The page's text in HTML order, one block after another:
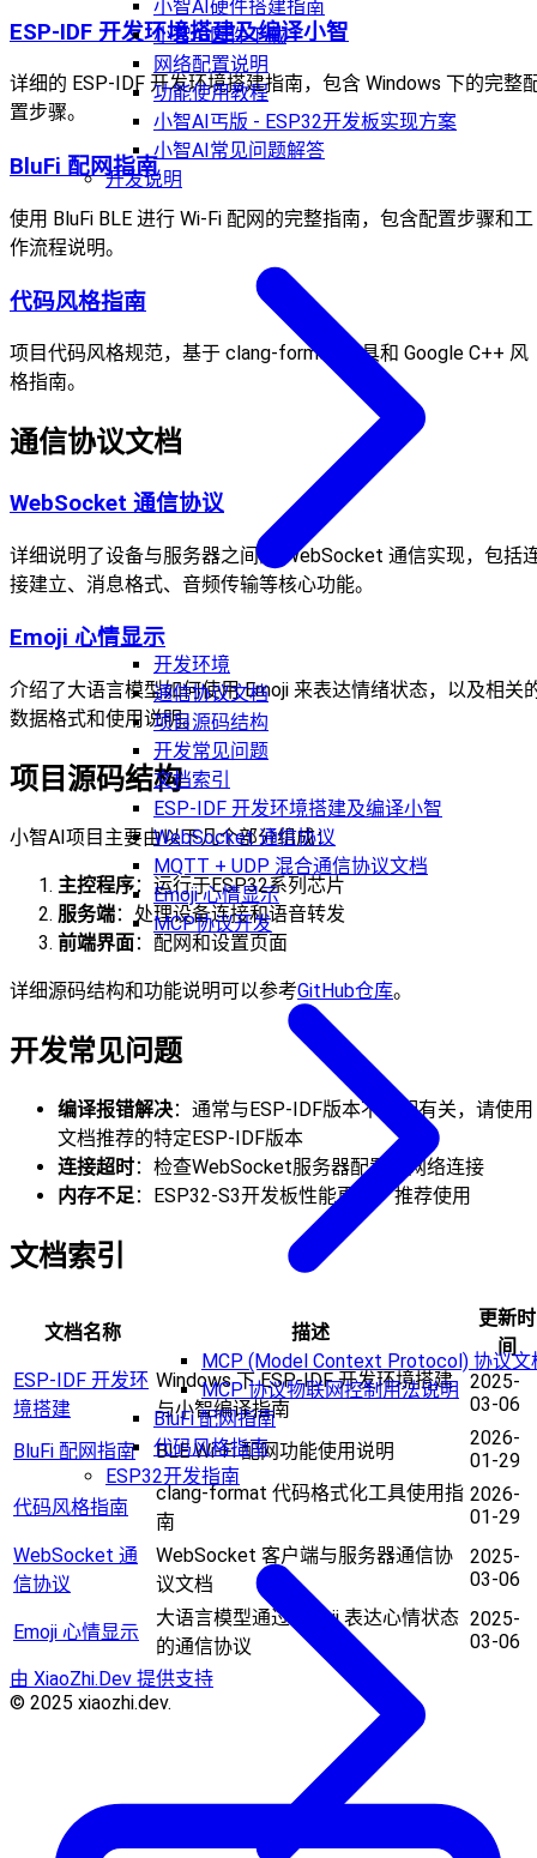
小智AI硬件搭建指南
小智AI固件下载
网络配置说明
功能使用教程
小智AI丐版 - ESP32开发板实现方案
小智AI常见问题解答
开发说明
开发环境
通信协议文档
项目源码结构
开发常见问题
文档索引
ESP-IDF 开发环境搭建及编译小智
WebSocket 通信协议
MQTT + UDP 混合通信协议文档
Emoji 心情显示
MCP协议开发
MCP (Model Context Protocol) 协议文
MCP 协议物联网控制用法说明
BluFi 配网指南
代码风格指南
ESP32开发指南
ESP-IDF 开发环境搭建及编译小智
详细的 ESP-IDF 开发环境搭建指南，包含 Windows 下的完整
置步骤。
BluFi 配网指南
使用 BluFi BLE 进行 Wi-Fi 配网的完整指南，包含配置步骤和工
作流程说明。
代码风格指南
项目代码风格规范，基于 clang-format 工具和 Google C++ 风
格指南。
通信协议文档
WebSocket 通信协议
详细说明了设备与服务器之间的 WebSocket 通信实现，包括
接建立、消息格式、音频传输等核心功能。
Emoji 心情显示
介绍了大语言模型如何使用 Emoji 来表达情绪状态，以及相关
数据格式和使用说明。
项目源码结构
小智AI项目主要由以下几个部分组成：
主控程序：运行于ESP32系列芯片
服务端：处理设备连接和语音转发
前端界面：配网和设置页面
详细源码结构和功能说明可以参考GitHub仓库。
开发常见问题
编译报错解决：通常与ESP-IDF版本不匹配有关，请使用
文档推荐的特定ESP-IDF版本
连接超时：检查WebSocket服务器配置和网络连接
内存不足：ESP32-S3开发板性能更高，推荐使用
文档索引
文档名称 描述
更新时
间
ESP-IDF 开发环
境搭建
Windows 下 ESP-IDF 开发环境搭建
与小智编译指南
2025-
03-06
BluFi 配网指南 BLE Wi-Fi 配网功能使用说明
2026-
01-29
代码风格指南
clang-format 代码格式化工具使用指
南
2026-
01-29
WebSocket 通
信协议
WebSocket 客户端与服务器通信协
议文档
2025-
03-06
Emoji 心情显示
大语言模型通过 Emoji 表达心情状态
的通信协议
2025-
03-06
由 XiaoZhi.Dev 提供支持
© 2025 xiaozhi.dev.